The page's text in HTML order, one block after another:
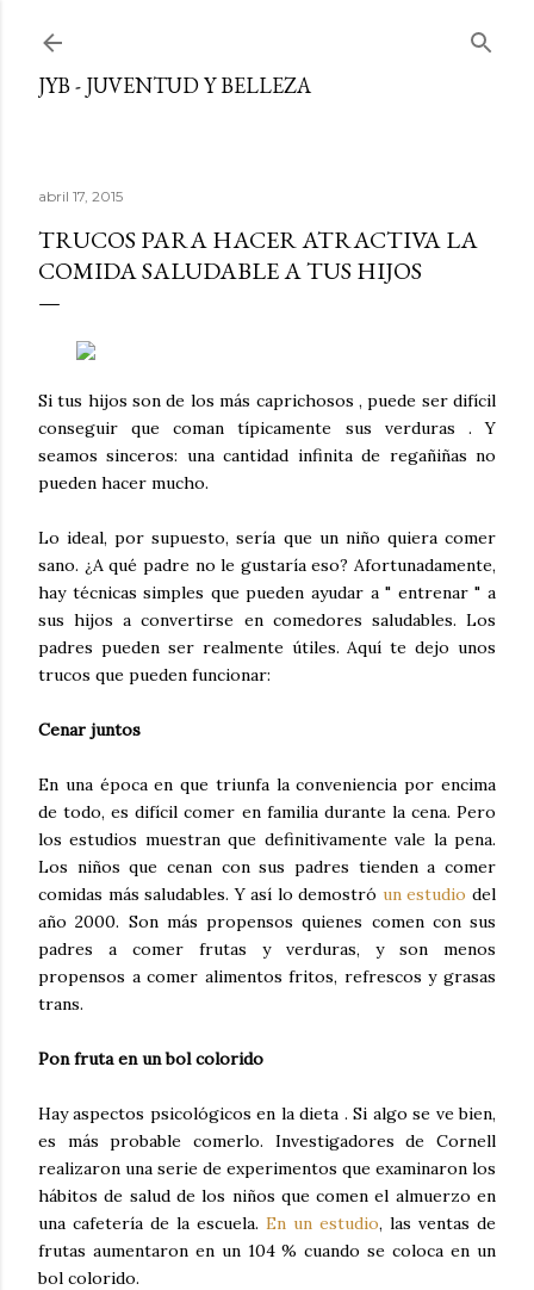
JYB - JUVENTUD Y BELLEZA
abril 17, 2015
TRUCOS PARA HACER ATRACTIVA LA
COMIDA SALUDABLE A TUS HIJOS
Si tus hijos son de los más caprichosos , puede ser difícil
conseguir que coman típicamente sus verduras . Y
seamos sinceros: una cantidad infinita de regañiñas no
pueden hacer mucho.
Lo ideal, por supuesto, sería que un niño quiera comer
sano. ¿A qué padre no le gustaría eso? Afortunadamente,
hay técnicas simples que pueden ayudar a " entrenar " a
sus hijos a convertirse en comedores saludables. Los
padres pueden ser realmente útiles. Aquí te dejo unos
trucos que pueden funcionar:
Cenar juntos
En una época en que triunfa la conveniencia por encima
de todo, es difícil comer en familia durante la cena. Pero
los estudios muestran que definitivamente vale la pena.
Los niños que cenan con sus padres tienden a comer
comidas más saludables. Y así lo demostró un estudio del
año 2000. Son más propensos quienes comen con sus
padres a comer frutas y verduras, y son menos
propensos a comer alimentos fritos, refrescos y grasas
trans.
Pon fruta en un bol colorido
Hay aspectos psicológicos en la dieta . Si algo se ve bien,
es más probable comerlo. Investigadores de Cornell
realizaron una serie de experimentos que examinaron los
hábitos de salud de los niños que comen el almuerzo en
una cafetería de la escuela. En un estudio, las ventas de
frutas aumentaron en un 104 % cuando se coloca en un
bol colorido.